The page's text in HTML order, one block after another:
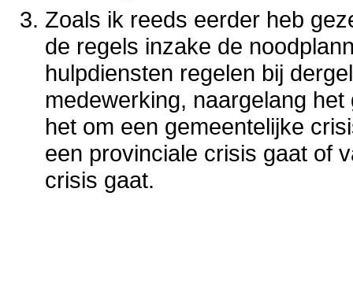
Zoals ik reeds eerder heb
de regels inzake de
hulpdiensten regelen bij
medewerking, naargelang
het om een gemeentelijke
een provinciale crisis gaat of
crisis gaat.